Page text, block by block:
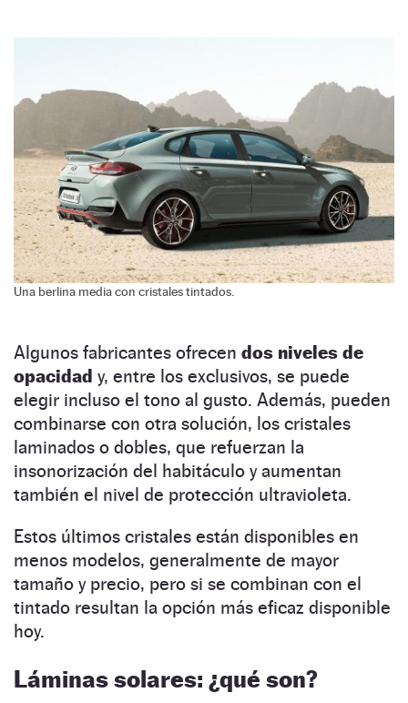
Una berlina media con cristales tintados.
Algunos fabricantes ofrecen dos niveles de
opacidad y, entre los exclusivos, se puede
elegir incluso el tono al gusto. Además, pueden
combinarse con otra solución, los cristales
laminados o dobles, que refuerzan la
insonorización del habitáculo y aumentan
también el nivel de protección ultravioleta.
Estos últimos cristales están disponibles en
menos modelos, generalmente de mayor
tamaño y precio, pero si se combinan con el
tintado resultan la opción más eficaz disponible
hoy.
Láminas solares: ¿qué son?